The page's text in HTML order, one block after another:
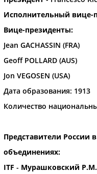
это сделать
Исполнительный вице-
Вице-президенты:
Jean GACHASSIN (FRA)
Geoff POLLARD (AUS)
Jon VEGOSEN (USA)
Дата образования: 1913
Количество
Представители России
объединениях:
ITF - Мурашковский Р.М.